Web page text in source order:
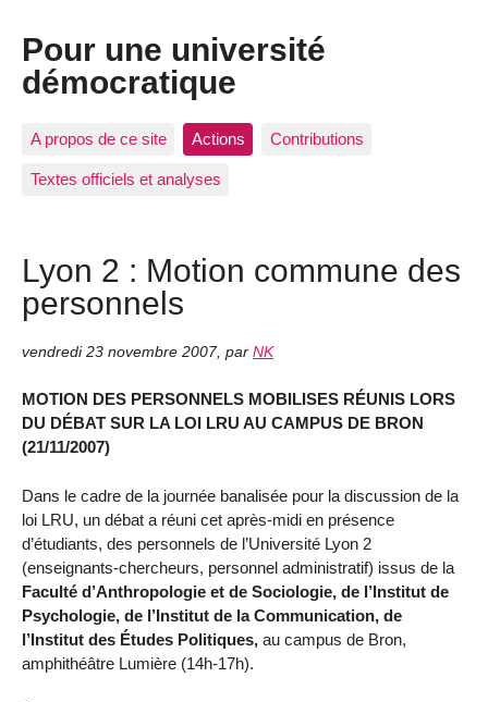
Pour une université
démocratique
A propos de ce site Actions Contributions
Textes officiels et analyses
Lyon 2 : Motion commune des
personnels
vendredi 23 novembre 2007, par NK
MOTION DES PERSONNELS MOBILISES RÉUNIS LORS
DU DÉBAT SUR LA LOI LRU AU CAMPUS DE BRON
(21/11/2007)
Dans le cadre de la journée banalisée pour la discussion de la
loi LRU, un débat a réuni cet après-midi en présence
d’étudiants, des personnels de l’Université Lyon 2
(enseignants-chercheurs, personnel administratif) issus de la
Faculté d’Anthropologie et de Sociologie, de l’Institut de
Psychologie, de l’Institut de la Communication, de
l’Institut des Études Politiques, au campus de Bron,
amphithéâtre Lumière (14h-17h).